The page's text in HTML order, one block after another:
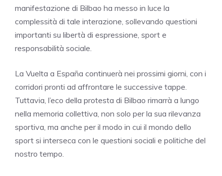
manifestazione di Bilbao ha messo in luce la
complessità di tale interazione, sollevando questioni
importanti su libertà di espressione, sport e
responsabilità sociale.
La Vuelta a España continuerà nei prossimi giorni, con i
corridori pronti ad affrontare le successive tappe.
Tuttavia, l’eco della protesta di Bilbao rimarrà a lungo
nella memoria collettiva, non solo per la sua rilevanza
sportiva, ma anche per il modo in cui il mondo dello
sport si interseca con le questioni sociali e politiche del
nostro tempo.